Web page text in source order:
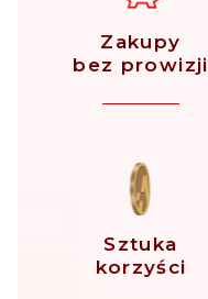
Zakupy
bez prowizji
Sztuka
korzyści